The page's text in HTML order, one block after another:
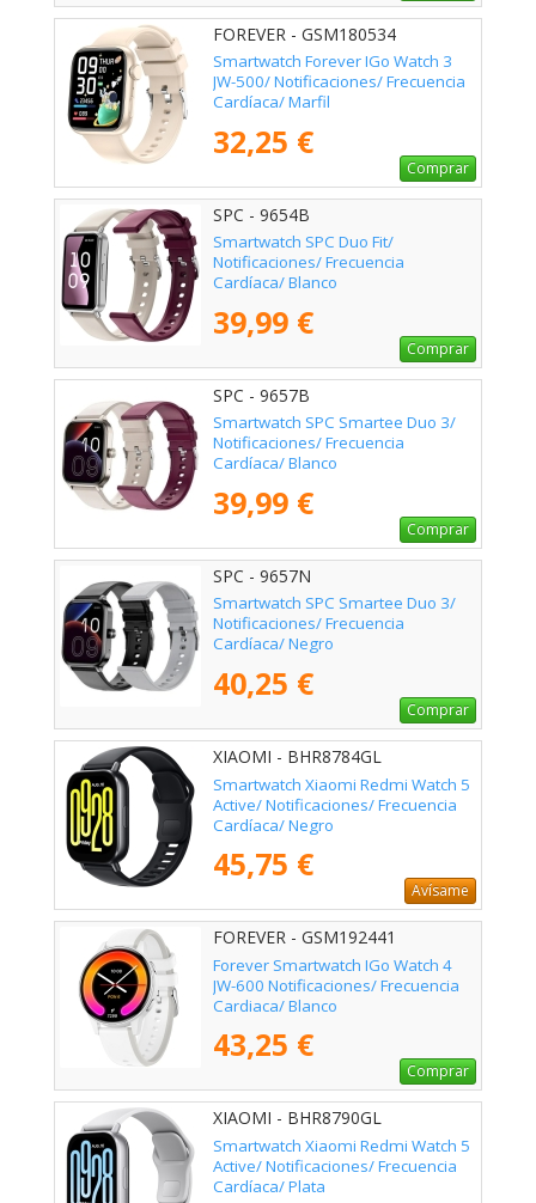
FOREVER - GSM180534
Smartwatch Forever IGo Watch 3
JW-500/ Notificaciones/ Frecuencia
Cardíaca/ Marfil
32,25 €
Comprar
SPC - 9654B
Smartwatch SPC Duo Fit/
Notificaciones/ Frecuencia
Cardíaca/ Blanco
39,99 €
Comprar
SPC - 9657B
Smartwatch SPC Smartee Duo 3/
Notificaciones/ Frecuencia
Cardíaca/ Blanco
39,99 €
Comprar
SPC - 9657N
Smartwatch SPC Smartee Duo 3/
Notificaciones/ Frecuencia
Cardíaca/ Negro
40,25 €
Comprar
XIAOMI - BHR8784GL
Smartwatch Xiaomi Redmi Watch 5
Active/ Notificaciones/ Frecuencia
Cardíaca/ Negro
45,75 €
Avísame
FOREVER - GSM192441
Forever Smartwatch IGo Watch 4
JW-600 Notificaciones/ Frecuencia
Cardiaca/ Blanco
43,25 €
Comprar
XIAOMI - BHR8790GL
Smartwatch Xiaomi Redmi Watch 5
Active/ Notificaciones/ Frecuencia
Cardíaca/ Plata